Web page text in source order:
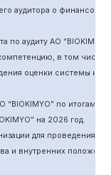
аудитора о финансовой
по аудитуАО “BIOKIMYO
в том
оценки системы
“BIOKIMYO”по итогам
”на 2026 год.
для проведения
и внутренних